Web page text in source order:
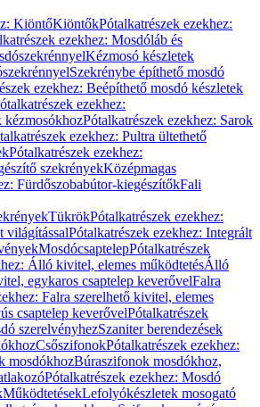
KiöntőKiöntőkPótalkatrészek ezekhez:
ezekhez: Mosdóláb és
Kézmosó készletek
Szekrénybe építhető mosdó
ezekhez: Beépíthető mosdó készletek
ezekhez:
kézmosókhozPótalkatrészek ezekhez: Sarok
ezekhez: Pultra ültethető
Pótalkatrészek ezekhez:
szekrényekKözépmagas
Fürdőszobabútor-kiegészítőkFali
TükrökPótalkatrészek ezekhez:
világítássalPótalkatrészek ezekhez: Integrált
MosdócsaptelepPótalkatrészek
Álló kivitel, elemes működtetésÁlló
egykaros csaptelep keverővelFalra
Falra szerelhető kivitel, elemes
csaptelep keverővelPótalkatrészek
szerelvényhezSzaniter berendezések
CsőszifonokPótalkatrészek ezekhez:
mosdókhozBúraszifonok mosdókhoz,
Pótalkatrészek ezekhez: Mosdó
MűködtetésekLefolyókészletek mosogató